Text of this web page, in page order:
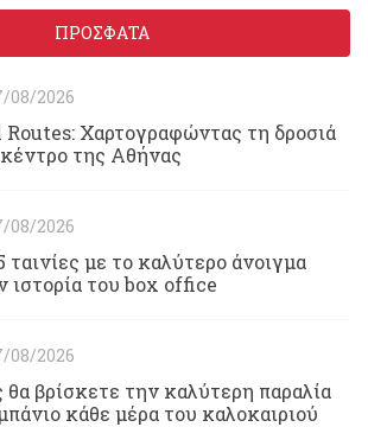
ΠΡΟΣΦΑΤΑ
08/2026
Routes: Χαρτογραφώντας τη δροσιά
της Αθήνας
08/2026
ταινίες με το καλύτερο άνοιγμα
ιστορία του box office
08/2026
βρίσκετε την καλύτερη παραλία
κάθε μέρα του καλοκαιριού